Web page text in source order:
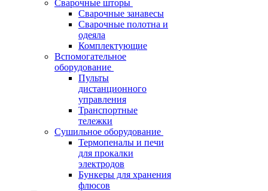
Сварочные шторы
Сварочные занавесы
Сварочные полотна и
одеяла
Комплектующие
Вспомогательное
оборудование
Пульты
дистанционного
управления
Транспортные
тележки
Сушильное оборудование
Термопеналы и печи
для прокалки
электродов
Бункеры для хранения
флюсов